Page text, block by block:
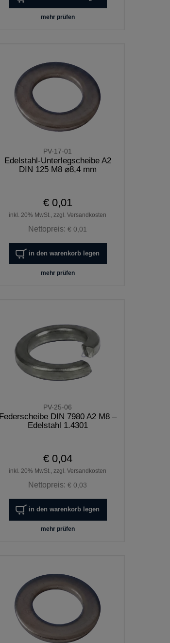
mehr prüfen
PV-17-01
Edelstahl-Unterlegscheibe A2
DIN 125 M8 ⌀8,4 mm
€ 0,01
inkl. 20% MwSt., zzgl. Versandkosten
Nettopreis:€ 0,01
in den warenkorb legen
mehr prüfen
PV-25-06
Federscheibe DIN 7980 A2 M8 –
Edelstahl 1.4301
€ 0,04
inkl. 20% MwSt., zzgl. Versandkosten
Nettopreis:€ 0,03
in den warenkorb legen
mehr prüfen